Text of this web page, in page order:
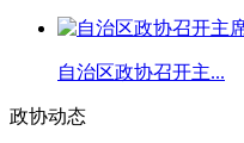
自治区政协召开主...
政协动态